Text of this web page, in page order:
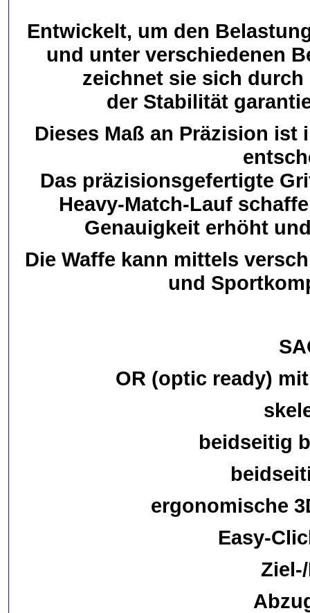
Entwickelt, um den
und unter verschiedenen
zeichnet sie sich
der Stabilität
Dieses Maß an Präzision
Das präzisionsgefertigte
Heavy-Match-Lauf
Genauigkeit erhöht
Die Waffe kann mittels
und
OR (optic ready)
beidseitig
ergonomische
Easy-